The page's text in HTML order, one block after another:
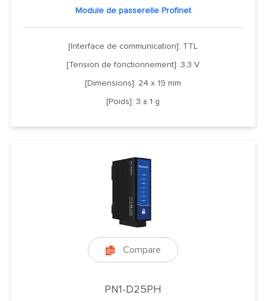
Module de passerelle Profinet
[Interface de communication]: TTL
[Tension de fonctionnement]: 3,3 V
[Dimensions]: 24 x 19 mm
[Poids]: 3 ± 1 g
 Compare
PN1-D25PH